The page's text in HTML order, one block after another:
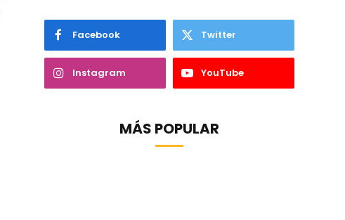
Facebook Twitter
Instagram YouTube
MÁS POPULAR